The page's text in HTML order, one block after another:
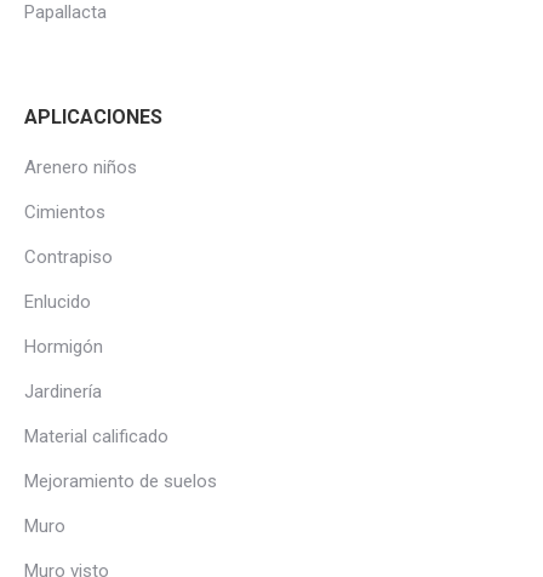
Papallacta
APLICACIONES
Arenero niños
Cimientos
Contrapiso
Enlucido
Hormigón
Jardinería
Material calificado
Mejoramiento de suelos
Muro
Muro visto